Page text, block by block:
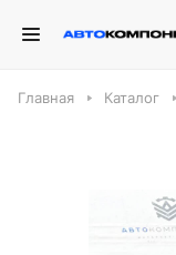
Главная Каталог